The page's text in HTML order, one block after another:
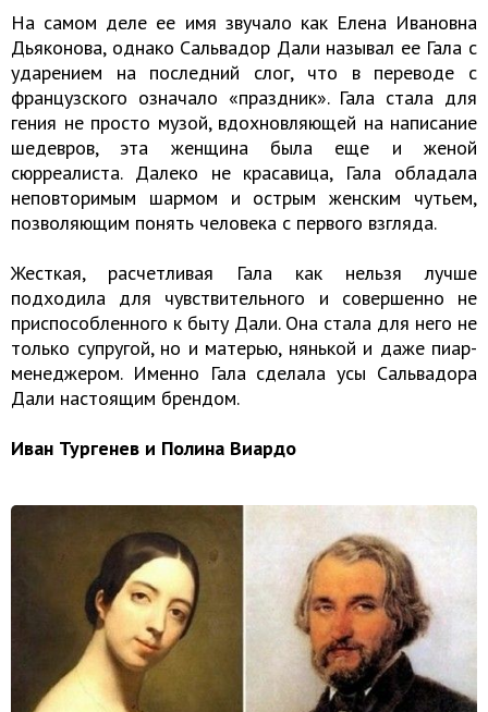
На самом деле ее имя звучало как Елена Ивановна
Дьяконова, однако Сальвадор Дали называл ее Гала с
ударением на последний слог, что в переводе с
французского означало «праздник». Гала стала для
гения не просто музой, вдохновляющей на написание
шедевров, эта женщина была еще и женой
сюрреалиста. Далеко не красавица, Гала обладала
неповторимым шармом и острым женским чутьем,
позволяющим понять человека с первого взгляда.
Жесткая, расчетливая Гала как нельзя лучше
подходила для чувствительного и совершенно не
приспособленного к быту Дали. Она стала для него не
только супругой, но и матерью, нянькой и даже пиар-
менеджером. Именно Гала сделала усы Сальвадора
Дали настоящим брендом.
Иван Тургенев и Полина Виардо